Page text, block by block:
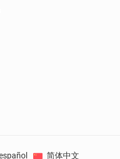
简体中文